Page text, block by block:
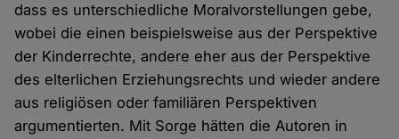
dass es unterschiedliche Moralvorstellungen gebe,
wobei die einen beispielsweise aus der Perspektive
der Kinderrechte, andere eher aus der Perspektive
des elterlichen Erziehungsrechts und wieder andere
aus religiösen oder familiären Perspektiven
argumentierten. Mit Sorge hätten die Autoren in